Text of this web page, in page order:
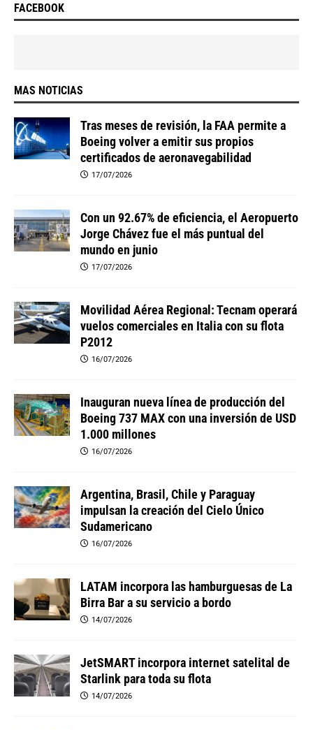
FACEBOOK
MAS NOTICIAS
Tras meses de revisión, la FAA permite a
Boeing volver a emitir sus propios
certificados de aeronavegabilidad
17/07/2026
Con un 92.67% de eficiencia, el Aeropuerto
Jorge Chávez fue el más puntual del
mundo en junio
17/07/2026
Movilidad Aérea Regional: Tecnam operará
vuelos comerciales en Italia con su flota
P2012
16/07/2026
Inauguran nueva línea de producción del
Boeing 737 MAX con una inversión de USD
1.000 millones
16/07/2026
Argentina, Brasil, Chile y Paraguay
impulsan la creación del Cielo Único
Sudamericano
16/07/2026
LATAM incorpora las hamburguesas de La
Birra Bar a su servicio a bordo
14/07/2026
JetSMART incorpora internet satelital de
Starlink para toda su flota
14/07/2026